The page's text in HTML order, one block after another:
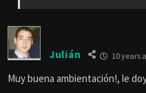
Julián 10 years
Muy buena ambientación!, le